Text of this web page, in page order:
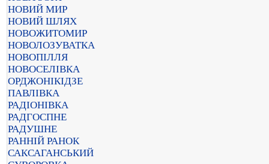
НОВИЙ МИР
НОВИЙ ШЛЯХ
НОВОЖИТОМИР
НОВОЛОЗУВАТКА
НОВОПІЛЛЯ
НОВОСЕЛІВКА
ОРДЖОНІКІДЗЕ
ПАВЛІВКА
РАДІОНІВКА
РАДГОСПНЕ
РАДУШНЕ
РАННІЙ РАНОК
САКСАГАНСЬКИЙ